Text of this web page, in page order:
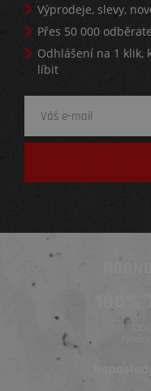
Výprodeje, slevy,
Přes 50 000
Odhlášení na 1 klik,
líbit